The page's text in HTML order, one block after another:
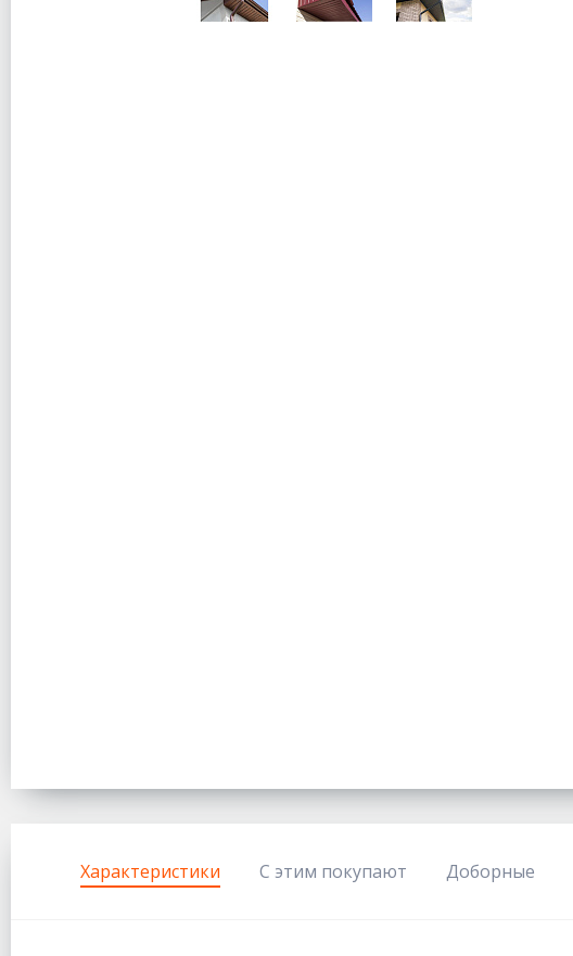
Характеристики С этим покупают Доборные